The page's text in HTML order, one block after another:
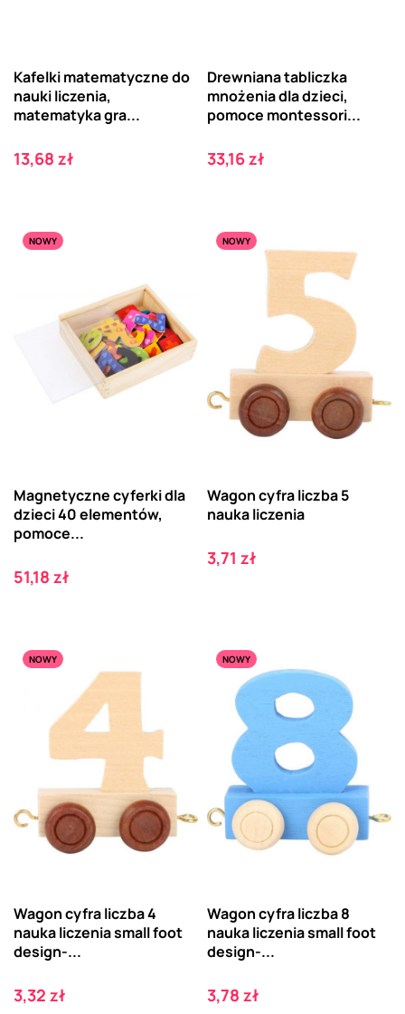
Kafelki matematyczne do
nauki liczenia,
matematyka gra...
Cena
13,68 zł
Drewniana tabliczka
mnożenia dla dzieci,
pomoce montessori...
Cena
33,16 zł
NOWY
Magnetyczne cyferki dla
dzieci 40 elementów,
pomoce...
Cena
51,18 zł
NOWY
Wagon cyfra liczba 5
nauka liczenia
Cena
3,71 zł
NOWY
Wagon cyfra liczba 4
nauka liczenia small foot
design-...
Cena
3,32 zł
NOWY
Wagon cyfra liczba 8
nauka liczenia small foot
design-...
Cena
3,78 zł